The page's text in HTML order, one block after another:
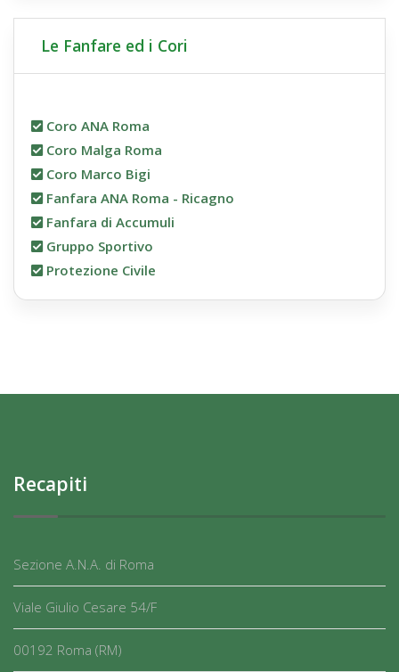
Le Fanfare ed i Cori
Coro ANA Roma
Coro Malga Roma
Coro Marco Bigi
Fanfara ANA Roma - Ricagno
Fanfara di Accumuli
Gruppo Sportivo
Protezione Civile
Recapiti
Sezione A.N.A. di Roma
Viale Giulio Cesare 54/F
00192 Roma (RM)